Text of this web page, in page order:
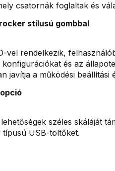
csatornák foglaltak és
stílusú gombbal
vel rendelkezik,
és az
javítja a működési beállítási
széles skáláját
USB-töltőket.